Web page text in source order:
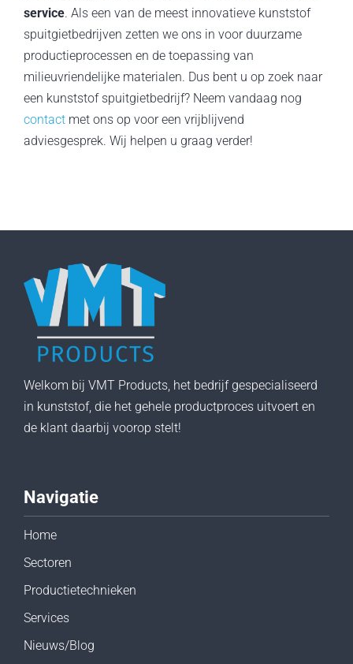
service. Als een van de meest innovatieve kunststof
spuitgietbedrijven zetten we ons in voor duurzame
productieprocessen en de toepassing van
milieuvriendelijke materialen. Dus bent u op zoek naar
een kunststof spuitgietbedrijf? Neem vandaag nog
contactmet ons op voor een vrijblijvend
adviesgesprek. Wij helpen u graag verder!
Welkom bij VMT Products, het bedrijf gespecialiseerd
in kunststof, die het gehele productproces uitvoert en
de klant daarbij voorop stelt!
Navigatie
Home
Sectoren
Productietechnieken
Services
Nieuws/Blog